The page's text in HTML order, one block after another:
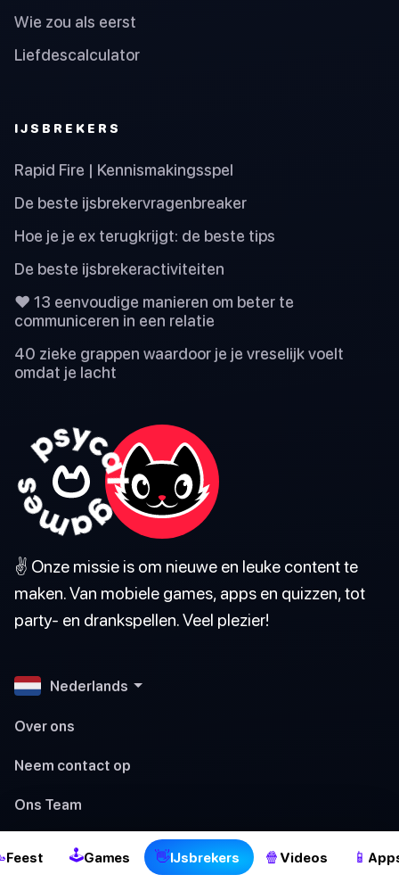
Feest 🕹Games 👋IJsbrekers 🍿 Videos 📱
Wie zou als eerst
Liefdescalculator
IJSBREKERS
Rapid Fire | Kennismakingsspel
De beste ijsbrekervragenbreaker
Hoe je je ex terugkrijgt: de beste tips
De beste ijsbrekeractiviteiten
❤️ 13 eenvoudige manieren om beter te
communiceren in een relatie
40 zieke grappen waardoor je je vreselijk voelt
omdat je lacht
✌️ Onze missie is om nieuwe en leuke content te
maken. Van mobiele games, apps en quizzen, tot
party- en drankspellen. Veel plezier!
Nederlands
Over ons
Neem contact op
Ons Team
Onze Redactionele Normen